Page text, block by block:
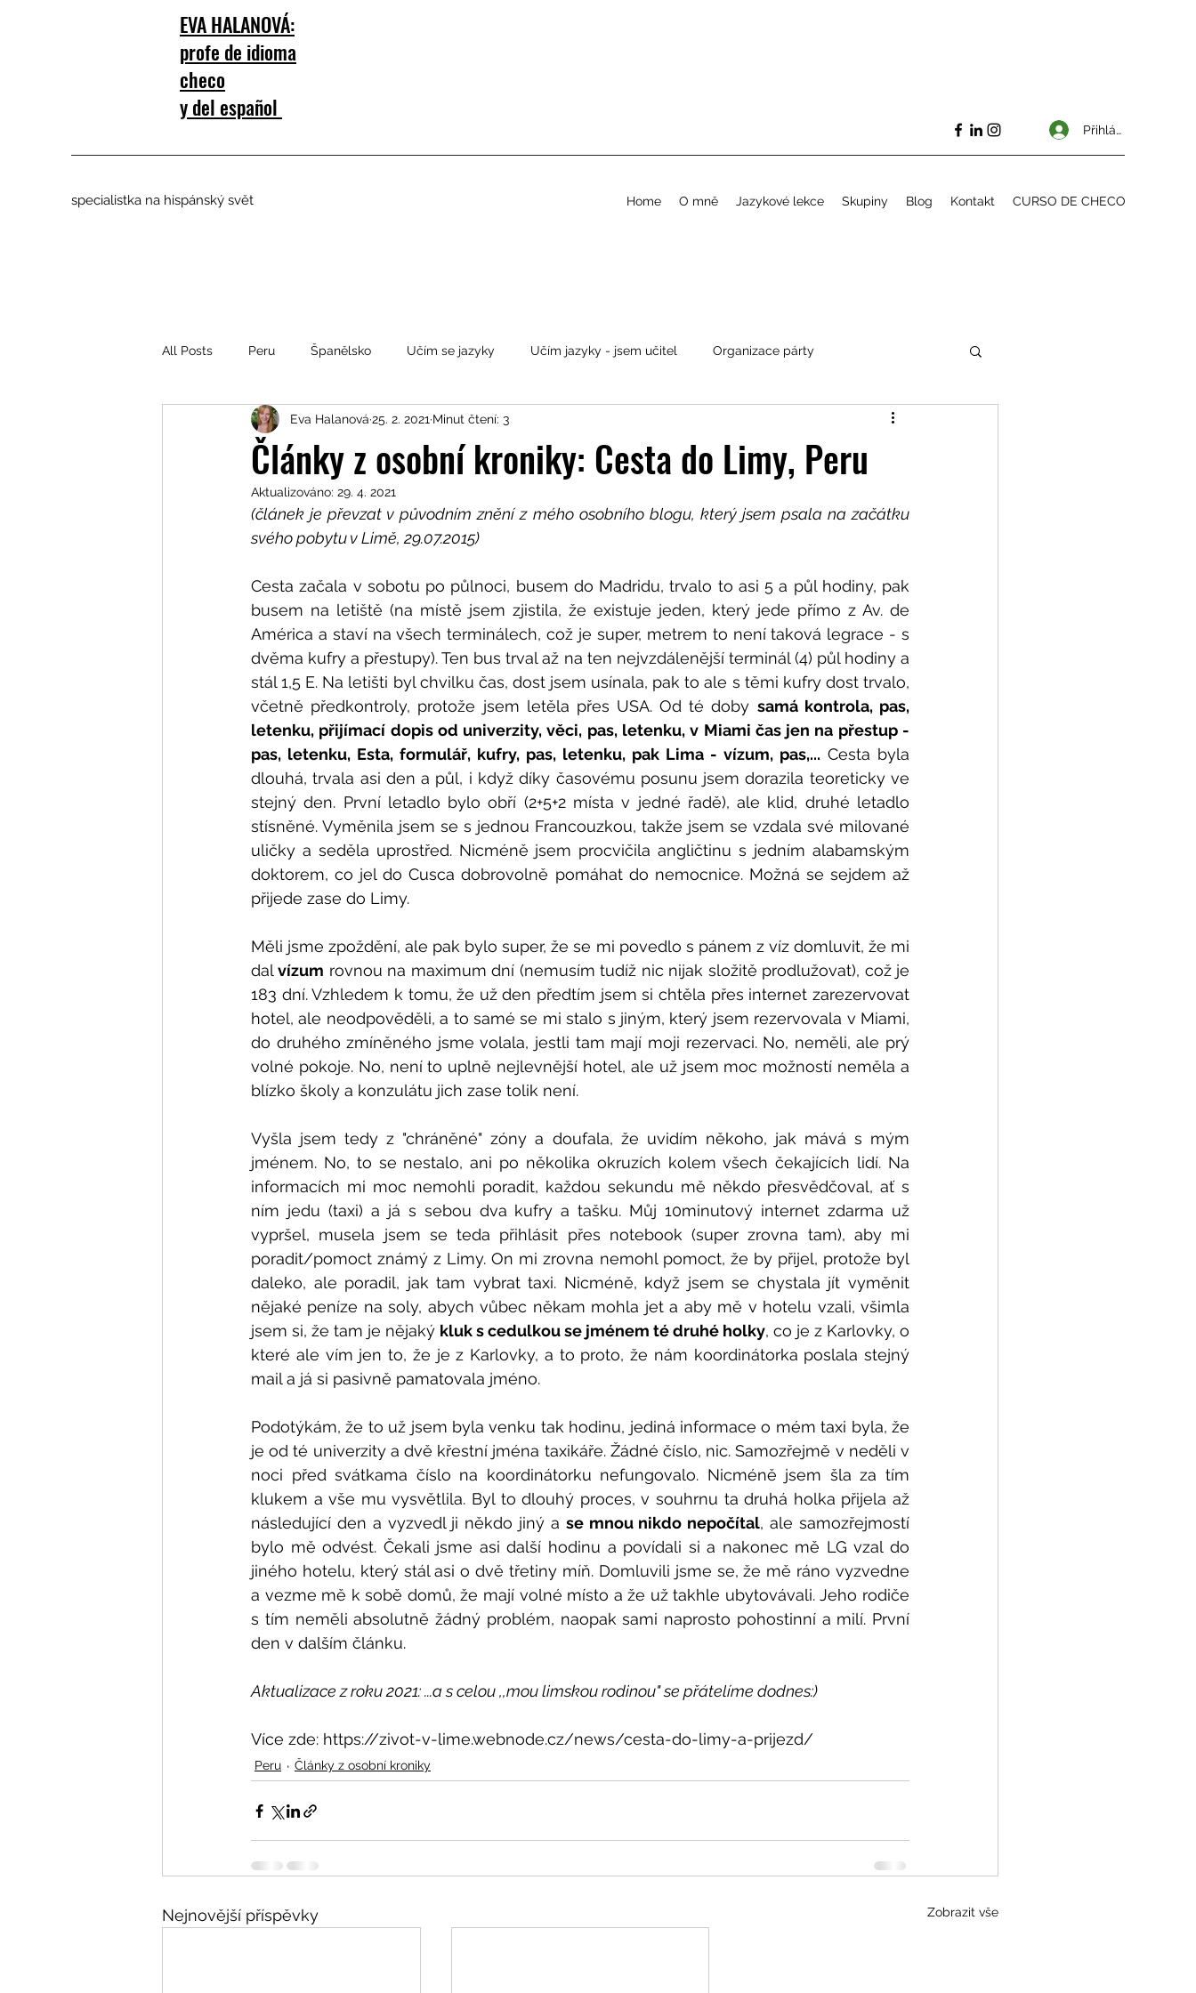
Přihlásit se
EVA HALANOVÁ:
profe de idioma
checo
y del español
specialistka na hispánský svět Home O mně Jazykové lekce Skupiny Blog Kontakt CURSO DE CHECO
All Posts Peru Španělsko Učím se jazyky Učím jazyky - jsem učitel Organizace párty
Učím se jazyky - jsem student Články z osobní kroniky
Články z osobní kroniky: Cesta do Limy, Peru
Eva Halanová 25. 2. 2021 Minut čtení: 3
Aktualizováno: 29. 4. 2021
(článek je převzat v původním znění z mého osobního blogu, který jsem psala na začátku
svého pobytu v Limě, 29.07.2015)
Cesta začala v sobotu po půlnoci, busem do Madridu, trvalo to asi 5 a půl hodiny, pak
busem na letiště (na místě jsem zjistila, že existuje jeden, který jede přímo z Av. de
América a staví na všech terminálech, což je super, metrem to není taková legrace - s
dvěma kufry a přestupy). Ten bus trval až na ten nejvzdálenější terminál (4) půl hodiny a
stál 1,5 E. Na letišti byl chvilku čas, dost jsem usínala, pak to ale s těmi kufry dost trvalo,
včetně předkontroly, protože jsem letěla přes USA. Od té doby samá kontrola, pas,
letenku, přijímací dopis od univerzity, věci, pas, letenku, v Miami čas jen na přestup -
pas, letenku, Esta, formulář, kufry, pas, letenku, pak Lima - vízum, pas,... Cesta byla
dlouhá, trvala asi den a půl, i když díky časovému posunu jsem dorazila teoreticky ve
stejný den. První letadlo bylo obří (2+5+2 místa v jedné řadě), ale klid, druhé letadlo
stísněné. Vyměnila jsem se s jednou Francouzkou, takže jsem se vzdala své milované
uličky a seděla uprostřed. Nicméně jsem procvičila angličtinu s jedním alabamským
doktorem, co jel do Cusca dobrovolně pomáhat do nemocnice. Možná se sejdem až
přijede zase do Limy.
Měli jsme zpoždění, ale pak bylo super, že se mi povedlo s pánem z víz domluvit, že mi
dal vízum rovnou na maximum dní (nemusím tudíž nic nijak složitě prodlužovat), což je
183 dní. Vzhledem k tomu, že už den předtím jsem si chtěla přes internet zarezervovat
hotel, ale neodpověděli, a to samé se mi stalo s jiným, který jsem rezervovala v Miami,
do druhého zmíněného jsme volala, jestli tam mají moji rezervaci. No, neměli, ale prý
volné pokoje. No, není to uplně nejlevnější hotel, ale už jsem moc možností neměla a
blízko školy a konzulátu jich zase tolik není.
Vyšla jsem tedy z "chráněné" zóny a doufala, že uvidím někoho, jak mává s mým
jménem. No, to se nestalo, ani po několika okruzích kolem všech čekajících lidí. Na
informacích mi moc nemohli poradit, každou sekundu mě někdo přesvědčoval, ať s
ním jedu (taxi) a já s sebou dva kufry a tašku. Můj 10minutový internet zdarma už
vypršel, musela jsem se teda přihlásit přes notebook (super zrovna tam), aby mi
poradit/pomoct známý z Limy. On mi zrovna nemohl pomoct, že by přijel, protože byl
daleko, ale poradil, jak tam vybrat taxi. Nicméně, když jsem se chystala jít vyměnit
nějaké peníze na soly, abych vůbec někam mohla jet a aby mě v hotelu vzali, všimla
jsem si, že tam je nějaký kluk s cedulkou se jménem té druhé holky, co je z Karlovky, o
které ale vím jen to, že je z Karlovky, a to proto, že nám koordinátorka poslala stejný
mail a já si pasivně pamatovala jméno.
Podotýkám, že to už jsem byla venku tak hodinu, jediná informace o mém taxi byla, že
je od té univerzity a dvě křestní jména taxikáře. Žádné číslo, nic. Samozřejmě v neděli v
noci před svátkama číslo na koordinátorku nefungovalo. Nicméně jsem šla za tím
klukem a vše mu vysvětlila. Byl to dlouhý proces, v souhrnu ta druhá holka přijela až
následující den a vyzvedl ji někdo jiný a se mnou nikdo nepočítal, ale samozřejmostí
bylo mě odvést. Čekali jsme asi další hodinu a povídali si a nakonec mě LG vzal do
jiného hotelu, který stál asi o dvě třetiny míň. Domluvili jsme se, že mě ráno vyzvedne
a vezme mě k sobě domů, že mají volné místo a že už takhle ubytovávali. Jeho rodiče
s tím neměli absolutně žádný problém, naopak sami naprosto pohostinní a milí. První
den v dalším článku.
Aktualizace z roku 2021: ...a s celou ,,mou limskou rodinou" se přátelíme dodnes:)
Více zde: https://zivot-v-lime.webnode.cz/news/cesta-do-limy-a-prijezd/
Peru Články z osobní kroniky
Nejnovější příspěvky Zobrazit vše